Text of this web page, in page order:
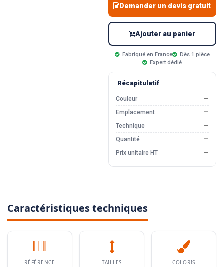
Demander un devis gratuit
Ajouter au panier
Fabriqué en France
Dès 1 pièce
Expert dédié
Récapitulatif
Couleur
—
Emplacement
—
Technique
—
Quantité
—
Prix unitaire HT
—
Caractéristiques techniques
RÉFÉRENCE TAILLES COLORIS